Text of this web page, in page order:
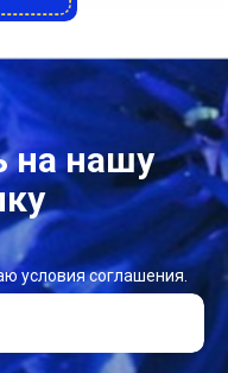
на нашу
условия соглашения.